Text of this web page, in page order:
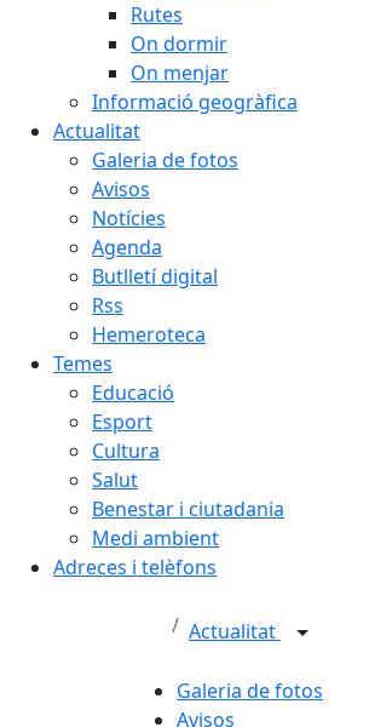
Rutes
On dormir
On menjar
Informació geogràfica
Actualitat
Galeria de fotos
Avisos
Notícies
Agenda
Butlletí digital
Rss
Hemeroteca
Temes
Educació
Esport
Cultura
Salut
Benestar i ciutadania
Medi ambient
Adreces i telèfons
Actualitat
Galeria de fotos
Avisos